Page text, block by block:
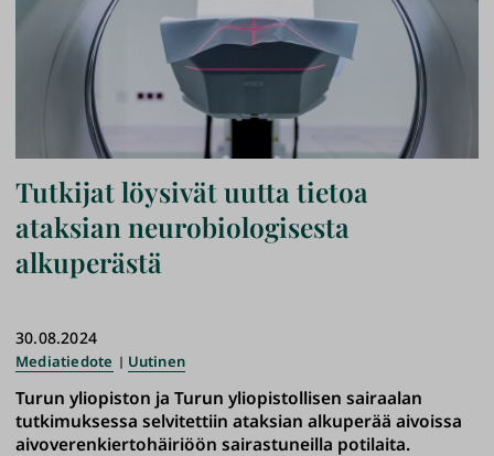
Tutkijat löysivät uutta tietoa
ataksian neurobiologisesta
alkuperästä
30.08.2024
Mediatiedote Uutinen
Turun yliopiston ja Turun yliopistollisen sairaalan
tutkimuksessa selvitettiin ataksian alkuperää aivoissa
aivoverenkiertohäiriöön sairastuneilla potilaita.